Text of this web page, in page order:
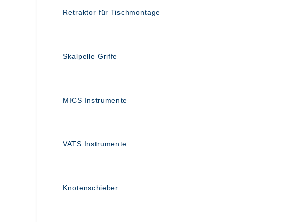
Retraktor für Tischmontage
Skalpelle Griffe
MICS Instrumente
VATS Instrumente
Knotenschieber